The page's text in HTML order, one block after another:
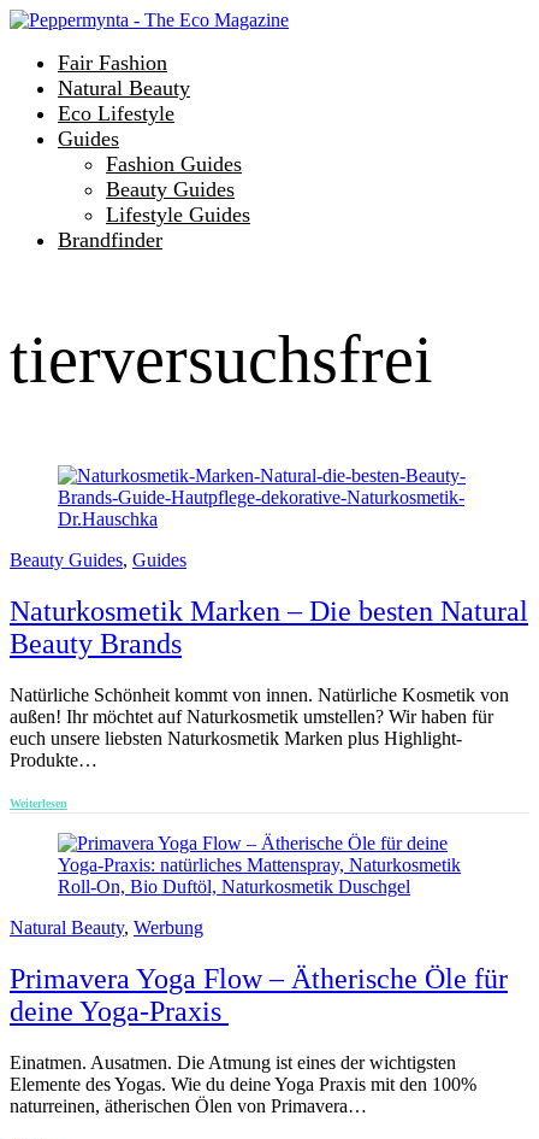
Fair Fashion
Natural Beauty
Eco Lifestyle
Guides
Fashion Guides
Beauty Guides
Lifestyle Guides
Brandfinder
tierversuchsfrei
Beauty Guides, Guides
Naturkosmetik Marken – Die besten Natural
Beauty Brands
Natürliche Schönheit kommt von innen. Natürliche Kosmetik von
außen! Ihr möchtet auf Naturkosmetik umstellen? Wir haben für
euch unsere liebsten Naturkosmetik Marken plus Highlight-
Produkte…
Weiterlesen
Natural Beauty, Werbung
Primavera Yoga Flow – Ätherische Öle für
deine Yoga-Praxis
Einatmen. Ausatmen. Die Atmung ist eines der wichtigsten
Elemente des Yogas. Wie du deine Yoga Praxis mit den 100%
naturreinen, ätherischen Ölen von Primavera…